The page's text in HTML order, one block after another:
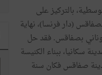
بالتركيز على
(دار فرنسا)، نهاية
من 100 سنة من الوجود اليوناني بصفاقس. فقد حل
سكانيا، ببناء الكنيسة
غادر مدينة صفاقس فكان سنة